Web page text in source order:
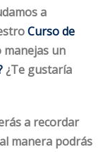
a
Curso de
manejas un
¿Te gustaría
a recordar
manera podrás